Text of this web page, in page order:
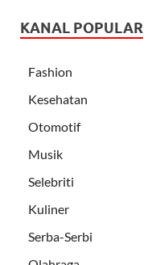
KANAL POPULAR
Fashion
Kesehatan
Otomotif
Musik
Selebriti
Kuliner
Serba-Serbi